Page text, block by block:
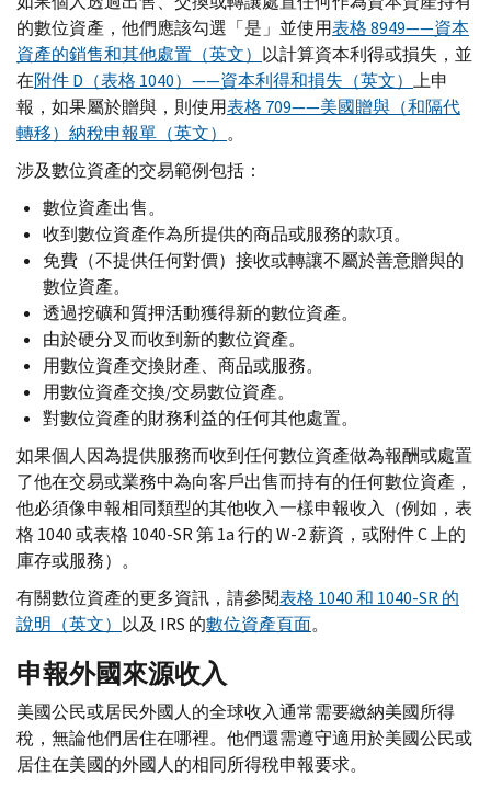
的數位資產，他們應該勾選「是」並使用表格 8949——資本
資產的銷售和其他處置（英文） 以計算資本利得或損失，並
在附件D （表格 1040）——資本利得和損失（英文） 上申
報，如果屬於贈與，則使用表格 709——美國贈與（和隔代
轉移）納稅申報單（英文） 。
涉及數位資產的交易範例包括：
數位資產出售。
收到數位資產作為所提供的商品或服務的款項。
免費（不提供任何對價）接收或轉讓不屬於善意贈與的
數位資產。
透過挖礦和質押活動獲得新的數位資產。
由於硬分叉而收到新的數位資產。
用數位資產交換財產、商品或服務。
用數位資產交換/交易數位資產。
對數位資產的財務利益的任何其他處置。
如果個人因為提供服務而收到任何數位資產做為報酬或處置
了他在交易或業務中為向客戶出售而持有的任何數位資產，
他必須像申報相同類型的其他收入一樣申報收入（例如，表
格 1040 或表格 1040-SR第 1a行的W-2 薪資，或附件C上的
庫存或服務）。
有關數位資產的更多資訊，請參閱表格 1040 和 1040-SR的
說明（英文） 以及 IRS 的數位資產頁面。
申報外國來源收入
美國公民或居民外國人的全球收入通常需要繳納美國所得
稅，無論他們居住在哪裡。他們還需遵守適用於美國公民或
居住在美國的外國人的相同所得稅申報要求。